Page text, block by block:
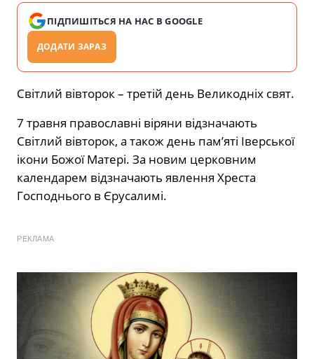
ПІДПИШІТЬСЯ НА НАС В GOOGLE
ДОДАТИ ЗАРАЗ
Світлий вівторок – третій день Великодніх свят.
7 травня православні віряни відзначають
Світлий вівторок, а також день пам’яті Іверської
ікони Божої Матері. За новим церковним
календарем відзначають явлення Хреста
Господнього в Єрусалимі.
РЕКЛАМА